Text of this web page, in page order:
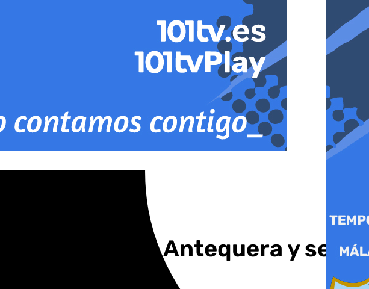
caballo en Antequera y se